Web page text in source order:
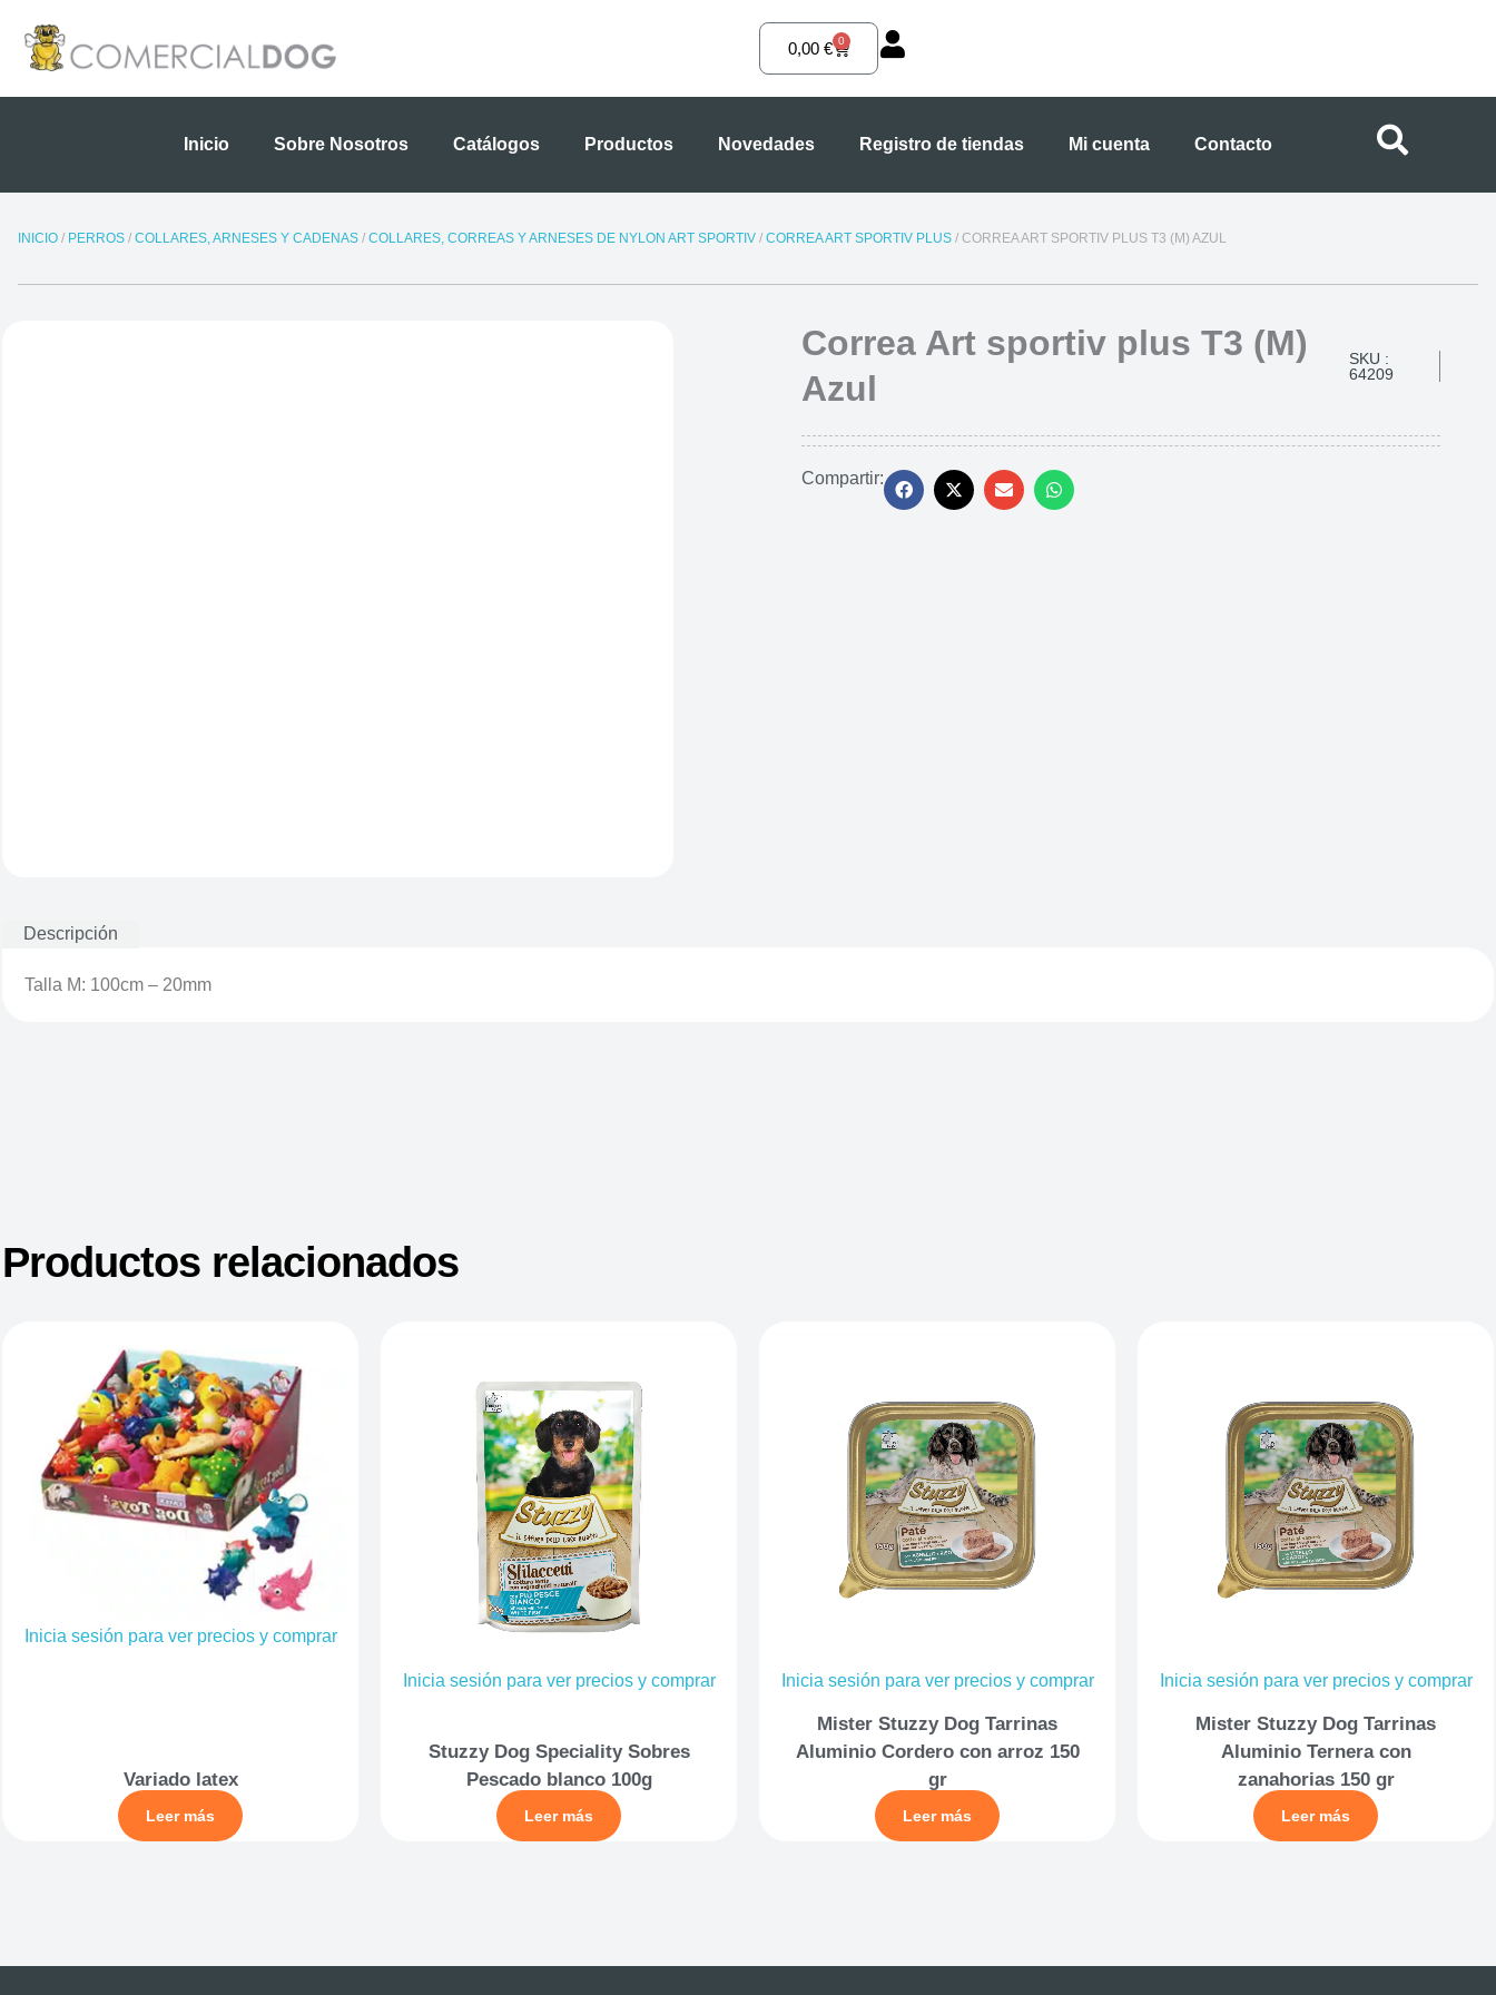
contenido
0,00 € 0
Carrito
Inicio Sobre Nosotros Catálogos Productos Novedades Registro de tiendas Mi cuenta Contacto
INICIO / PERROS / COLLARES, ARNESES Y CADENAS / COLLARES, CORREAS Y ARNESES DE NYLON ART SPORTIV / CORREA ART SPORTIV PLUS / CORREA ART SPORTIV PLUS T3 (M) AZUL
Correa Art sportiv plus T3 (M)
Azul
SKU :
64209
Compartir:
Descripción
Talla M: 100cm – 20mm
Productos relacionados
Inicia sesión para ver precios y comprar
Variado latex
Leer más
Inicia sesión para ver precios y comprar
Stuzzy Dog Speciality Sobres
Pescado blanco 100g
Leer más
Inicia sesión para ver precios y comprar
Mister Stuzzy Dog Tarrinas
Aluminio Cordero con arroz 150
gr
Leer más
Inicia sesión para ver precios y comprar
Mister Stuzzy Dog Tarrinas
Aluminio Ternera con
zanahorias 150 gr
Leer más